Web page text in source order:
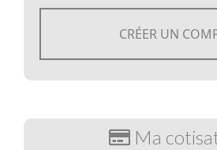
CRÉER UN
Ma